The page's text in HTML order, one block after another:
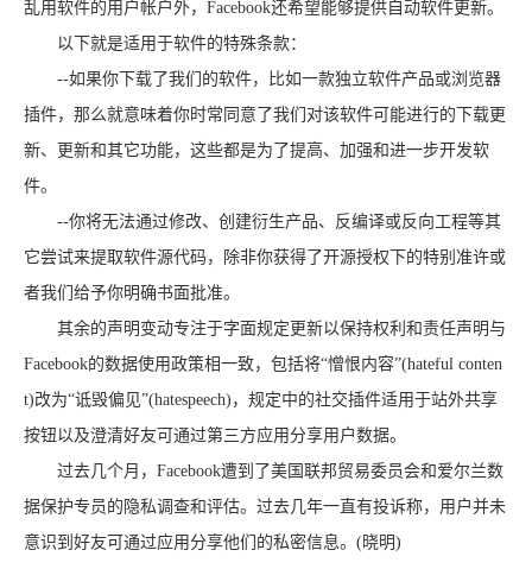
乱用软件的用户帐户外，Facebook还希望能够提供自动软件更新。
以下就是适用于软件的特殊条款：
--如果你下载了我们的软件，比如一款独立软件产品或浏览器
插件，那么就意味着你时常同意了我们对该软件可能进行的下载更
新、更新和其它功能，这些都是为了提高、加强和进一步开发软
件。
--你将无法通过修改、创建衍生产品、反编译或反向工程等其
它尝试来提取软件源代码，除非你获得了开源授权下的特别准许或
者我们给予你明确书面批准。
其余的声明变动专注于字面规定更新以保持权利和责任声明与
Facebook的数据使用政策相一致，包括将“憎恨内容”(hateful conten
t)改为“诋毁偏见”(hatespeech)，规定中的社交插件适用于站外共享
按钮以及澄清好友可通过第三方应用分享用户数据。
过去几个月，Facebook遭到了美国联邦贸易委员会和爱尔兰数
据保护专员的隐私调查和评估。过去几年一直有投诉称，用户并未
意识到好友可通过应用分享他们的私密信息。(晓明)